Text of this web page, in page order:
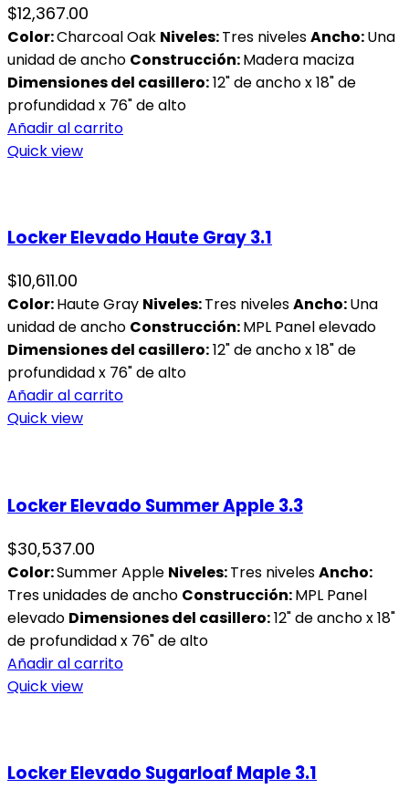
$12,367.00
Color:Charcoal Oak Niveles:Tres nivelesAncho:Una
unidad de ancho Construcción:Madera maciza
Dimensiones del casillero:12" de ancho x 18" de
profundidad x 76" de alto
Añadir al carrito
Quick view
Locker Elevado Haute Gray 3.1
$10,611.00
Color:Haute Gray Niveles:Tres nivelesAncho:Una
unidad de ancho Construcción:MPL Panel elevado
Dimensiones del casillero:12" de ancho x 18" de
profundidad x 76" de alto
Añadir al carrito
Quick view
Locker Elevado Summer Apple 3.3
$30,537.00
Color:Summer Apple Niveles:Tres nivelesAncho:
Tres unidades de ancho Construcción:MPL Panel
elevado Dimensiones del casillero:12" de ancho x 18"
de profundidad x 76" de alto
Añadir al carrito
Quick view
Locker Elevado Sugarloaf Maple 3.1